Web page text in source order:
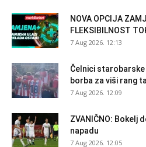
NOVA OPCIJA
FLEKSIBILNOST
7 Aug 2026. 12:13
Čelnici starobarske
borba za viši rang
7 Aug 2026. 12:09
ZVANIČNO: Bokelj
napadu
7 Aug 2026. 12:05